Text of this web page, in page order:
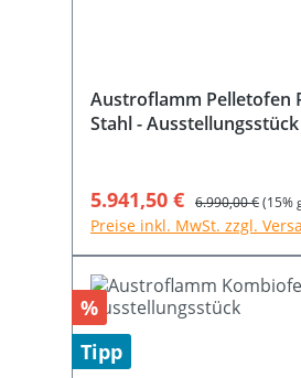
Austroflamm Pelletofen
Stahl - Ausstellungsstück
Verkaufspreis:
5.941,50 € Regulärer Preis:
6.990,00 €(15%
Preise inkl. MwSt. zzgl.
Rabatt
%
Tipp